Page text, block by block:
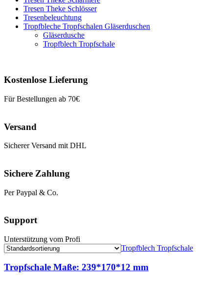
Tresen Theke Schlösser
Tresenbeleuchtung
Tropfbleche Tropfschalen Gläserduschen
Gläserdusche
Tropfblech Tropfschale
Kostenlose Lieferung
Für Bestellungen ab 70€
Versand
Sicherer Versand mit DHL
Sichere Zahlung
Per Paypal & Co.
Support
Unterstützung vom Profi
Tropfblech Tropfschale
Tropfschale Maße: 239*170*12 mm